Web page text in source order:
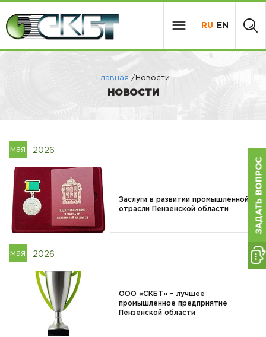
RU EN
Главная /Новости
НОВОСТИ
мая 2026
Заслуги в развитии промышленной
отрасли Пензенской области
мая 2026
ООО «СКБТ» – лучшее
промышленное предприятие
Пензенской области